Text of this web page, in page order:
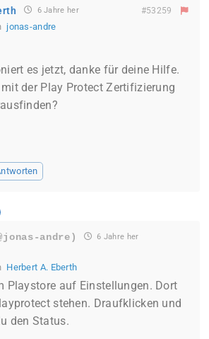
6 Jahre her #53259
jonas-andre
es jetzt, danke für deine Hilfe.
der Play Protect Zertifizierung
andre) 6 Jahre her
Herbert A. Eberth
Playstore auf Einstellungen. Dort
stehen. Draufklicken und
den Status.